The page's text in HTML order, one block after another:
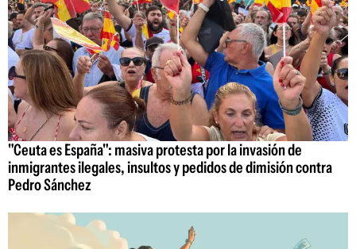
"Ceuta es España": masiva protesta por la invasión de
inmigrantes ilegales, insultos y pedidos de dimisión contra
Pedro Sánchez